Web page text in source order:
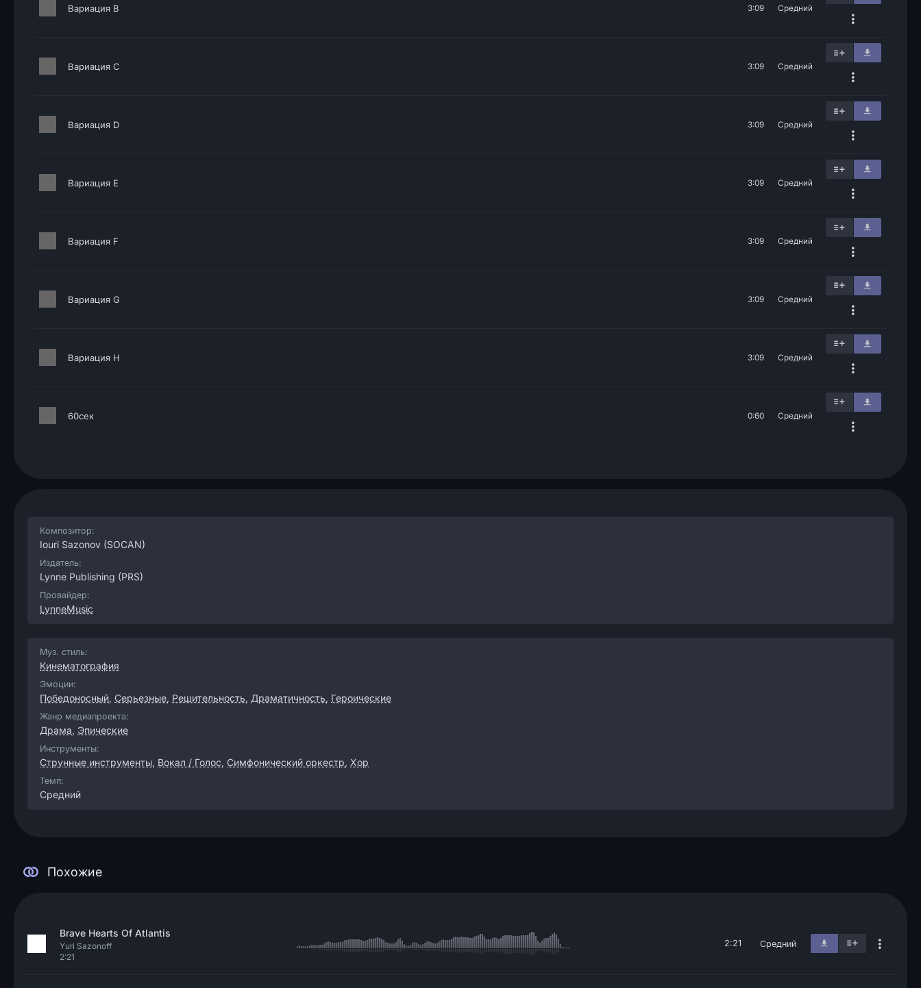
Вариация B 3:09 Средний
Вариация C 3:09 Средний
Вариация D 3:09 Средний
Вариация E 3:09 Средний
Вариация F 3:09 Средний
Вариация G 3:09 Средний
Вариация H 3:09 Средний
60сек 0:60 Средний
Композитор:
Iouri Sazonov (SOCAN)
Издатель:
Lynne Publishing (PRS)
Провайдер:
LynneMusic
Муз. стиль:
Кинематография
Эмоции:
Победоносный, Серьезные, Решительность, Драматичность, Героические
Жанр медиапроекта:
Драма, Эпические
Инструменты:
Струнные инструменты, Вокал / Голос, Симфонический оркестр, Хор
Темп:
Средний
Похожие
Brave Hearts Of Atlantis
Yuri Sazonoff
2:21
2:21 Средний